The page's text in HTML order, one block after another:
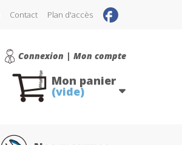
Contact Plan d'accès
Connexion | Mon compte
Mon panier
(vide)